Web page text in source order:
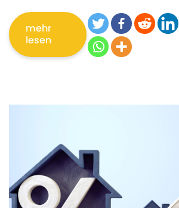
mehr
lesen